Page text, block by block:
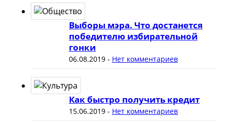
Выборы мэра. Что достанется
победителю избирательной
гонки
06.08.2019- Нет комментариев
Как быстро получить кредит
15.06.2019- Нет комментариев